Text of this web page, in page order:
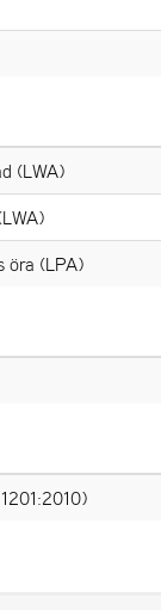
(LWA)
öra (LPA)